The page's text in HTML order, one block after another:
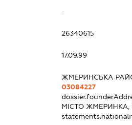
-
26340615
17.09.99
ЖМЕРИНСЬКА
03084227
МІСТО ЖМЕРИНКА,